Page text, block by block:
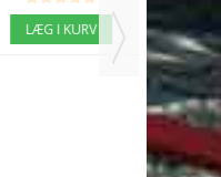
KURV